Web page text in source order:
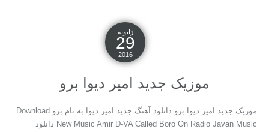
ژانویه
29
2016
موزیک جدید امیر دیوا برو
موزیک جدید امیر دیوا برو دانلود آهنگ جدید امیر دیوا به نام برو Download
New Music Amir D-VA Called Boro On Radio Javan Music دانلود